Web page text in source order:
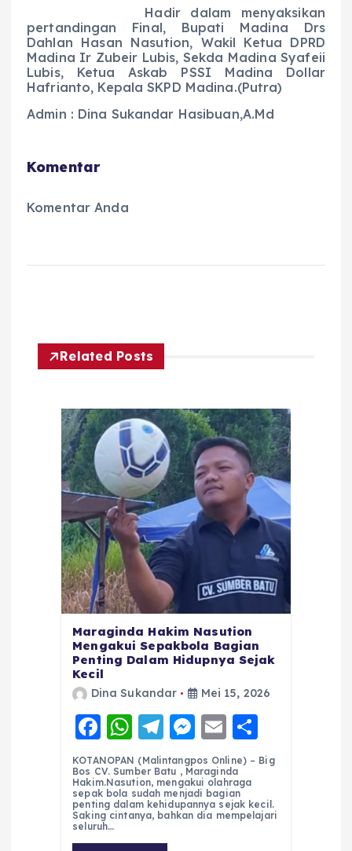
Hadir dalam menyaksikan
pertandingan Final, Bupati Madina Drs
Dahlan Hasan Nasution, Wakil Ketua DPRD
Madina Ir Zubeir Lubis, Sekda Madina Syafeii
Lubis, Ketua Askab PSSI Madina Dollar
Hafrianto, Kepala SKPD Madina.(Putra)
Admin : Dina Sukandar Hasibuan,A.Md
Komentar
Komentar Anda
Related Posts
Maraginda Hakim Nasution
Mengakui Sepakbola Bagian
Penting Dalam Hidupnya Sejak
Kecil
Dina Sukandar Mei 15, 2026
F
a
c
e
b
W
h
a
ts
A
T
el
e
g
r
M
e
ss
e
n
E
m
ai
l
h
a
re
KOTANOPAN (Malintangpos Online) – Big
Bos CV. Sumber Batu , Maraginda
Hakim.Nasution, mengakui olahraga
sepak bola sudah menjadi bagian
penting dalam kehidupannya sejak kecil.
Saking cintanya, bahkan dia mempelajari
seluruh…